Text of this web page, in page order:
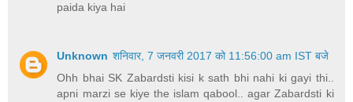
paida kiya hai
Unknown शनिवार, 7 जनवरी 2017 को 11:56:00 am IST बजे
Ohh bhai SK Zabardsti kisi k sath bhi nahi ki gayi thi..
apni marzi se kiye the islam qabool.. agar Zabardsti ki